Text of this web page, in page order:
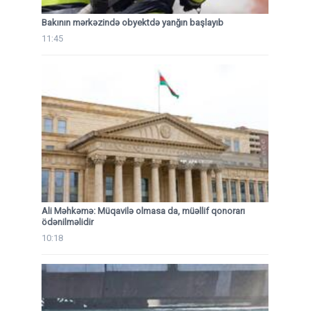
Bakının mərkəzində obyektdə yanğın başlayıb
11:45
Ali Məhkəmə: Müqavilə olmasa da, müəllif qonorarı
ödənilməlidir
10:18